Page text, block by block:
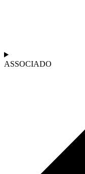
ASSOCIADO